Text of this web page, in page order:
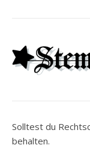
Solltest du
behalten.